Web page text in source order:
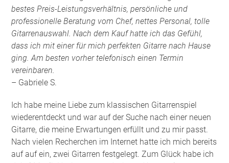
bestes Preis-Leistungsverhältnis, persönliche und
professionelle Beratung vom Chef, nettes Personal, tolle
Gitarrenauswahl. Nach dem Kauf hatte ich das Gefühl,
dass ich mit einer für mich perfekten Gitarre nach Hause
ging. Am besten vorher telefonisch einen Termin
vereinbaren.
– Gabriele S.
Ich habe meine Liebe zum klassischen Gitarrenspiel
wiederentdeckt und war auf der Suche nach einer neuen
Gitarre, die meine Erwartungen erfüllt und zu mir passt.
Nach vielen Recherchen im Internet hatte ich mich bereits
auf auf ein, zwei Gitarren festgelegt. Zum Glück habe ich